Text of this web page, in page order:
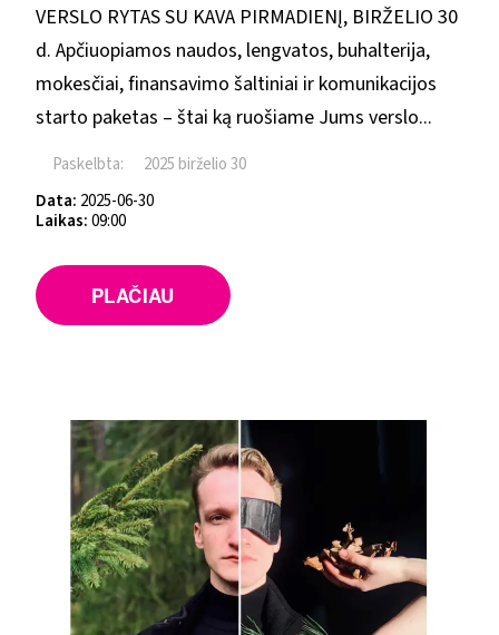
VERSLO RYTAS SU KAVA PIRMADIENĮ, BIRŽELIO 30
d. Apčiuopiamos naudos, lengvatos, buhalterija,
mokesčiai, finansavimo šaltiniai ir komunikacijos
starto paketas – štai ką ruošiame Jums verslo...
Paskelbta:
2025 birželio 30
Data: 2025-06-30
Laikas:09:00
PLAČIAU